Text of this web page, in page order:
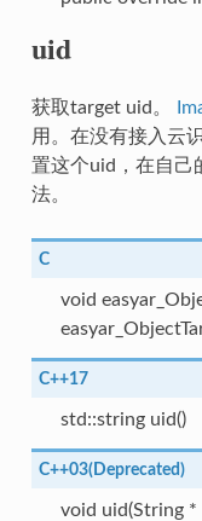
uid
获取target uid。
用。在没有接入云
置这个uid，在自己
法。
C
void
C++17
std::string uid()
C++03(Deprecated)
void uid(String *